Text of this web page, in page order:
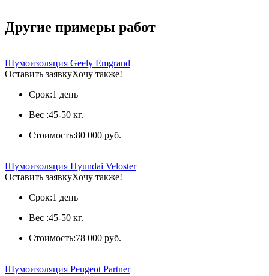
Другие примеры работ
Шумоизоляция Geely Emgrand
Оставить заявкуХочу также!
Срок:1 день
Вес :45-50 кг.
Стоимость:80 000 руб.
Шумоизоляция Hyundai Veloster
Оставить заявкуХочу также!
Срок:1 день
Вес :45-50 кг.
Стоимость:78 000 руб.
Шумоизоляция Peugeot Partner